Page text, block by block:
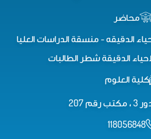
محاضر
الدقيقه - منسقة الدراسات العليا
الدقيقة شطر الطالبات
كلية العلوم
118056848